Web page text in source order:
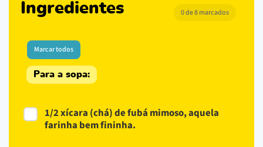
Ingredientes 0 de 8 marcados
Marcar todos
Para a sopa:
1/2 xícara (chá) de fubá mimoso, aquela
farinha bem fininha.